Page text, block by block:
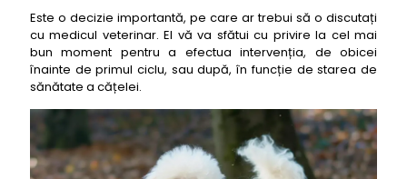
Este o decizie importantă, pe care ar trebui să o discutați
cu medicul veterinar. El vă va sfătui cu privire la cel mai
bun moment pentru a efectua intervenția, de obicei
înainte de primul ciclu, sau după, în funcție de starea de
sănătate a cățelei.